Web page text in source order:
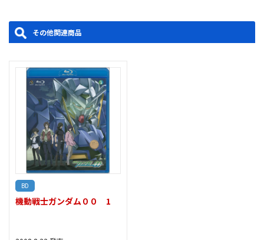
む沙慈とルイス。一方、アレルヤも次の任務のため、リニアトレ
インで宇宙へと戻っていた。
軍需を経済の基盤とするヨーロッパの一国、モラリア。その技
術・軍事力を宇宙開発のために必要とするＡＥＵがモラリアを支
援し、合同軍事演習を行うという情報を得たソレスタルビーイン
グは、介入行動に移る。ミッションを前に、集結するガンダムた
ち。エクシアには新しく長短のＧＮブレイドが、デュナメスには
ＧＮフルシールドが実装される。
製作年度：2007
他
その他関連商品
BD
機動戦士ガンダム００ 1